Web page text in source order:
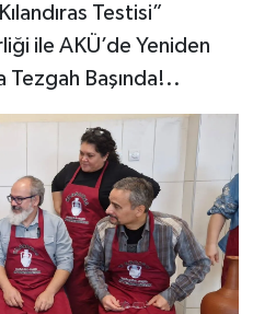
Testisi”
ile AKÜ’de Yeniden
Tezgah Başında!..